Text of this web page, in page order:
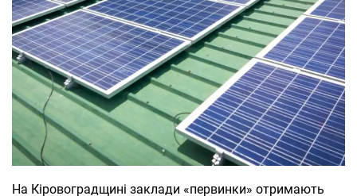
На Кіровоградщині заклади «первинки» отримають